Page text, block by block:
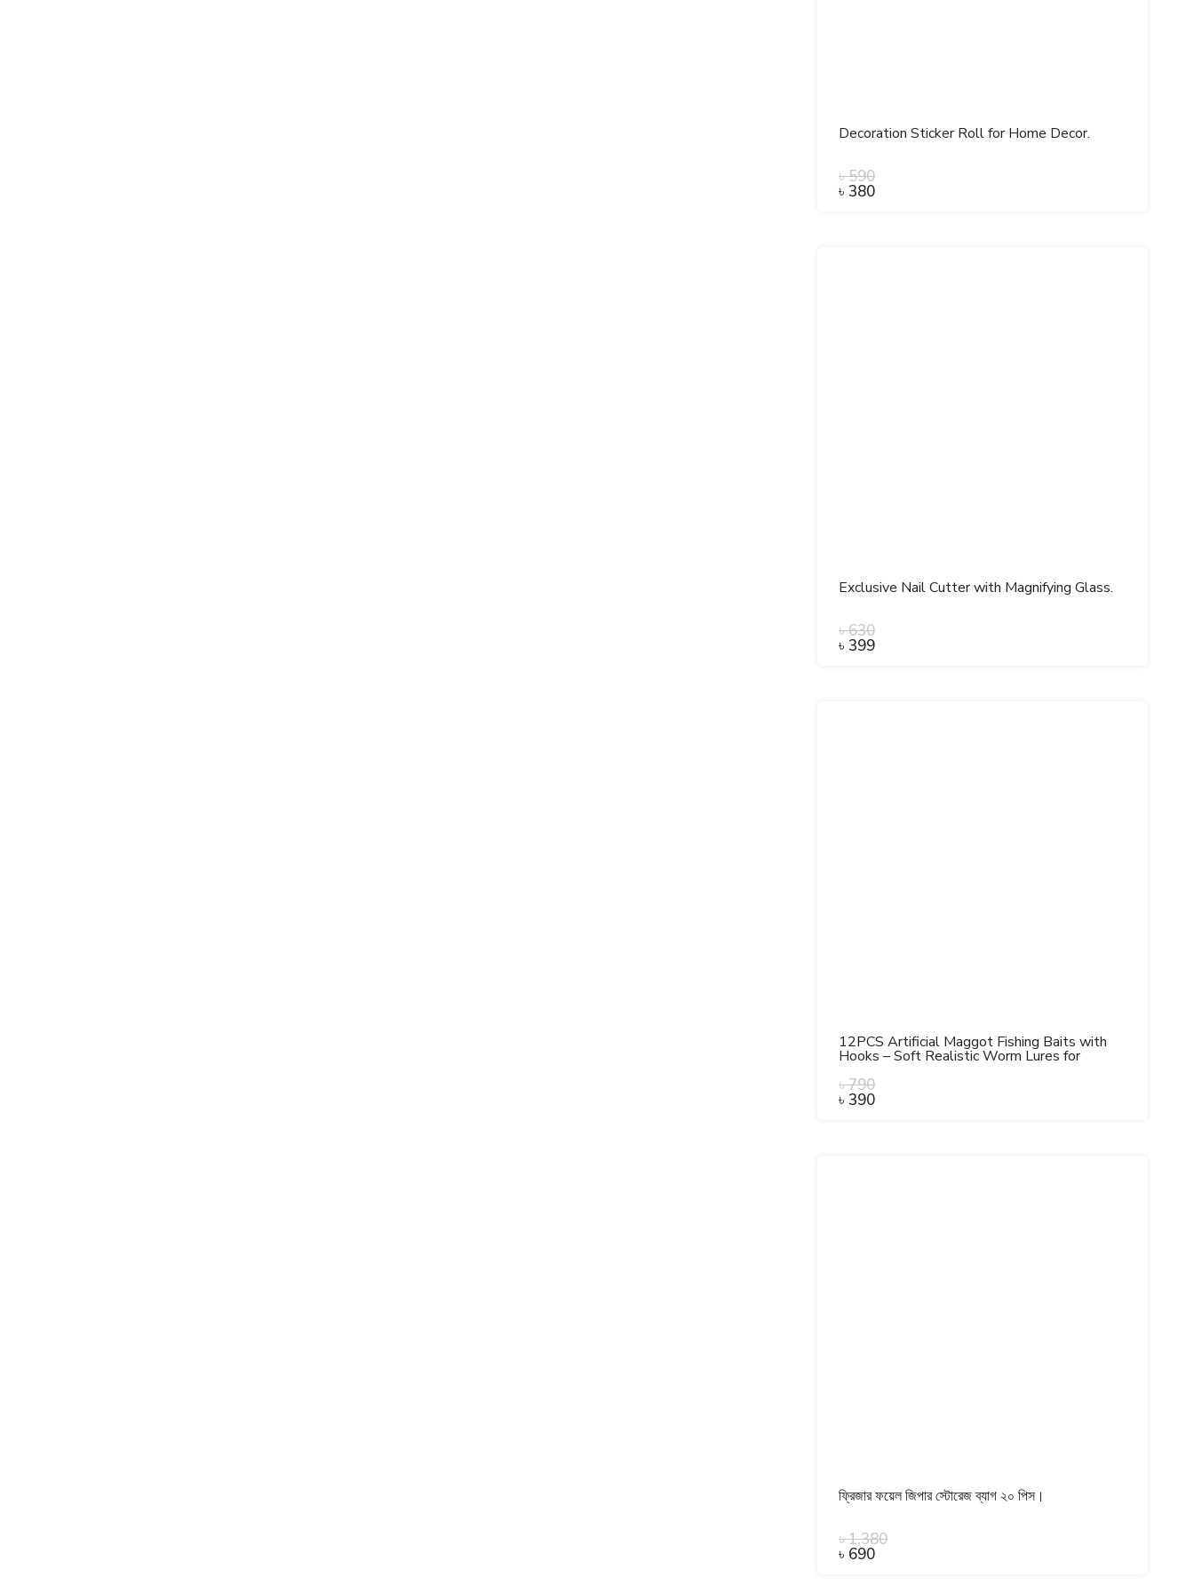
Decoration Sticker Roll for Home Decor.
৳590
৳ 380
Exclusive Nail Cutter with Magnifying Glass.
৳630
৳ 399
12PCS Artificial Maggot Fishing Baits with
Hooks – Soft Realistic Worm Lures for
৳790
৳ 390
ফ্রিজার ফয়েল জিপার স্টোরেজ ব্যাগ ২০ পিস।
৳1,380
৳ 690